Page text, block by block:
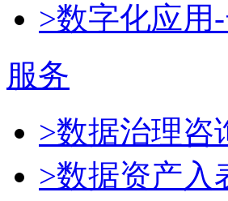
>数字化应用
服务
>数据治理咨
>数据资产入